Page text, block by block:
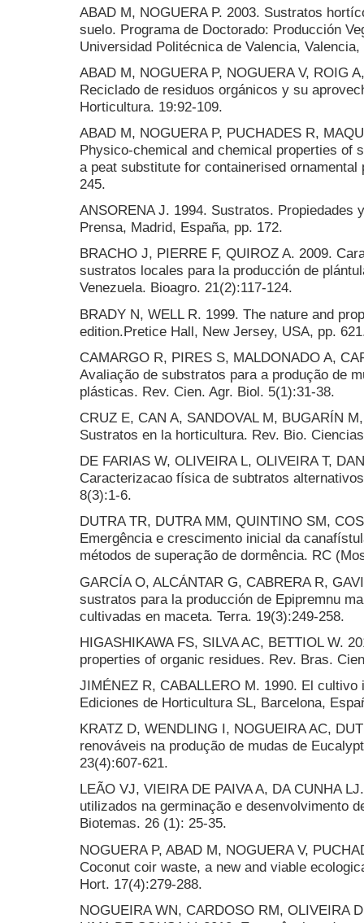
ABAD M, NOGUERA P. 2003. Sustratos
suelo. Programa de Doctorado: Producción
Universidad Politécnica de Valencia,
ABAD M, NOGUERA P, NOGUERA V, ROIG
Reciclado de residuos orgánicos y su
Horticultura. 19:92-109.
ABAD M, NOGUERA P, PUCHADES R,
Physico-chemical and chemical properties of
a peat substitute for containerised
245.
ANSORENA J. 1994. Sustratos. Propiedades
Prensa, Madrid, España, pp. 172.
BRACHO J, PIERRE F, QUIROZ A. 2009.
sustratos locales para la producción de
Venezuela. Bioagro. 21(2):117-124.
BRADY N, WELL R. 1999. The nature and
edition.Pretice Hall, New Jersey, USA, pp.
CAMARGO R, PIRES S, MALDONADO A,
Avaliação de substratos para a produção de
plásticas. Rev. Cien. Agr. Biol. 5(1):31-38.
CRUZ E, CAN A, SANDOVAL M, BUGARÍN
Sustratos en la horticultura. Rev. Bio.
DE FARIAS W, OLIVEIRA L, OLIVEIRA T,
Caracterizacao física de subtratos
8(3):1-6.
DUTRA TR, DUTRA MM, QUINTINO SM,
Emergência e crescimento inicial da
métodos de superação de dormência. RC
GARCÍA O, ALCÁNTAR G, CABRERA R,
sustratos para la producción de Epipremnu
cultivadas en maceta. Terra. 19(3):249-258.
HIGASHIKAWA FS, SILVA AC, BETTIOL W.
properties of organic residues. Rev. Bras.
JIMÉNEZ R, CABALLERO M. 1990. El
Ediciones de Horticultura SL, Barcelona,
KRATZ D, WENDLING I, NOGUEIRA AC,
renováveis na produção de mudas de
23(4):607-621.
LEÃO VJ, VIEIRA DE PAIVA A, DA CUNHA
utilizados na germinação e desenvolvimento
Biotemas. 26 (1): 25-35.
NOGUERA P, ABAD M, NOGUERA V,
Coconut coir waste, a new and viable
Hort. 17(4):279-288.
NOGUEIRA WN, CARDOSO RM, OLIVEIRA